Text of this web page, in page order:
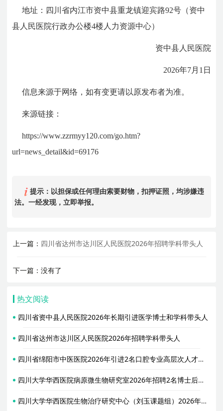
地址：四川省内江市资中县重龙镇迎宾路92号（资中
县人民医院行政办公楼4楼人力资源中心）
资中县人民医院
2026年7月1日
信息来源于网络，如有变更请以原发布者为准。
来源链接：
https://www.zzrmyy120.com/go.htm?
url=news_detail&id=69176
提示：以担保或任何理由索要财物，扣押证照，均涉嫌违
法。一经发现，立即举报。
上一篇： 四川省达州市达川区人民医院2026年招聘学科带头人
下一篇：没有了
热文阅读
四川省资中县人民医院2026年长期引进医学博士和学科带头人
四川省达州市达川区人民医院2026年招聘学科带头人
四川省绵阳市中医医院2026年引进2名口腔专业高层次人才公告
四川大学华西医院病原微生物研究室2026年招聘2名博士后启事
四川大学华西医院生物治疗研究中心（刘玉课题组）2026年招聘2名博士后启事